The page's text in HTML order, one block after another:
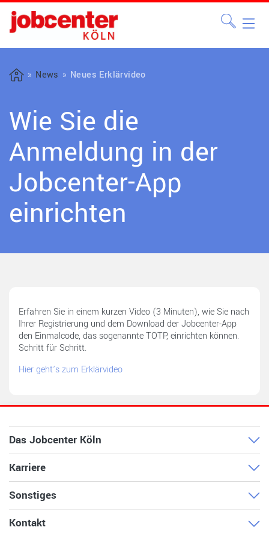
News Neues Erklärvideo
Wie Sie die
Anmeldung in der
Jobcenter-App
einrichten
Erfahren Sie in einem kurzen Video (3 Minuten), wie Sie nach
Ihrer Registrierung und dem Download der Jobcenter-App
den Einmalcode, das sogenannte TOTP, einrichten können.
Schritt für Schritt.
Hier geht’s zum Erklärvideo
Das Jobcenter Köln
Karriere
Sonstiges
Kontakt